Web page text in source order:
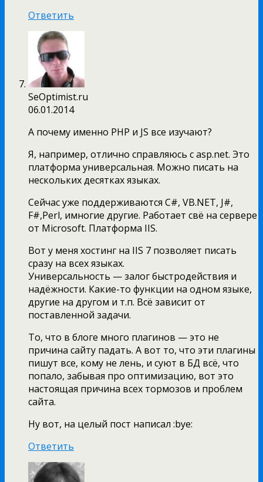
Ответить
SeOptimist.ru
06.01.2014
А почему именно PHP и JS все изучают?
Я, например, отлично справляюсь с asp.net. Это
платформа универсальная. Можно писать на
нескольких десятках языках.
Сейчас уже поддерживаются C#, VB.NET, J#,
F#,Perl, имногие другие. Работает свё на сервере
от Microsoft. Платформа IIS.
Вот у меня хостинг на IIS 7 позволяет писать
сразу на всех языках.
Универсальность — залог быстродействия и
надёжности. Какие-то функции на одном языке,
другие на другом и т.п. Всё зависит от
поставленной задачи.
То, что в блоге много плагинов — это не
причина сайту падать. А вот то, что эти плагины
пишут все, кому не лень, и суют в БД всё, что
попало, забывая про оптимизацию, вот это
настоящая причина всех тормозов и проблем
сайта.
Ну вот, на целый пост написал :bye:
Ответить